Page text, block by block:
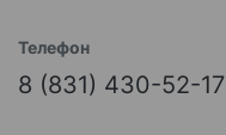
Телефон
8 (831) 430-52-17